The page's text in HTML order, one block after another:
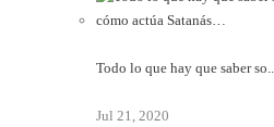
Todo lo que hay que saber so..
Jul 21, 2020